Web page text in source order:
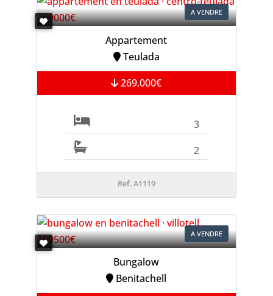
A VENDRE
Appartement
Teulada
269.000€
3
2
Ref. A1119
A VENDRE
Bungalow
Benitachell